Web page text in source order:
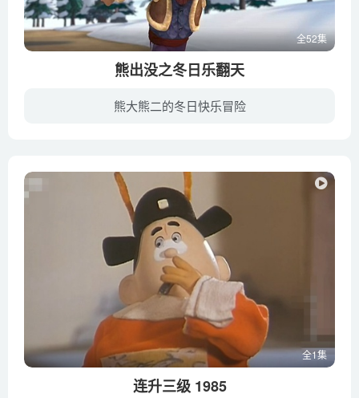
全52集
熊出没之冬日乐翻天
熊大熊二的冬日快乐冒险
全1集
连升三级 1985